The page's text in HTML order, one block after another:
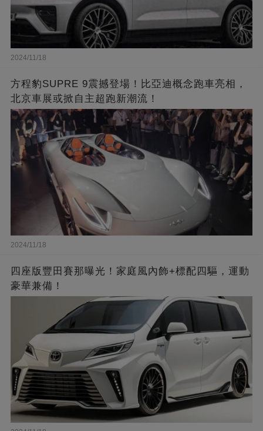
2024/11/18
方程豹SUPRE 9震撼登場！比亞迪概念跑車亮相，
北京車展或掀自主超跑新潮流！
2024/11/18
四座版豐田賽那曝光！家庭風內飾+標配四驅，運動
豪華兼備！